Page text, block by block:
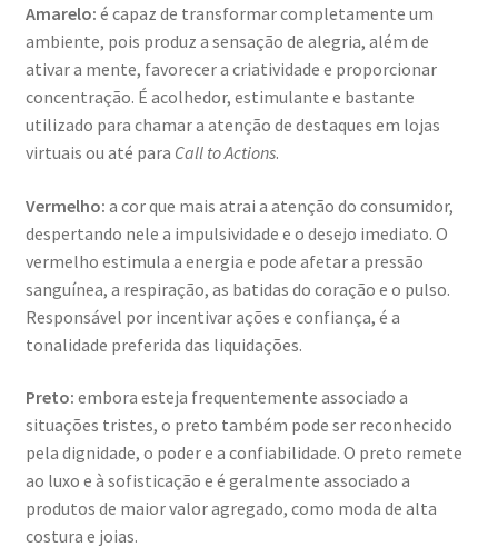
Amarelo: é capaz de transformar completamente um
ambiente, pois produz a sensação de alegria, além de
ativar a mente, favorecer a criatividade e proporcionar
concentração. É acolhedor, estimulante e bastante
utilizado para chamar a atenção de destaques em lojas
virtuais ou até para Call to Actions.
Vermelho: a cor que mais atrai a atenção do consumidor,
despertando nele a impulsividade e o desejo imediato. O
vermelho estimula a energia e pode afetar a pressão
sanguínea, a respiração, as batidas do coração e o pulso.
Responsável por incentivar ações e confiança, é a
tonalidade preferida das liquidações.
Preto: embora esteja frequentemente associado a
situações tristes, o preto também pode ser reconhecido
pela dignidade, o poder e a confiabilidade. O preto remete
ao luxo e à sofisticação e é geralmente associado a
produtos de maior valor agregado, como moda de alta
costura e joias.